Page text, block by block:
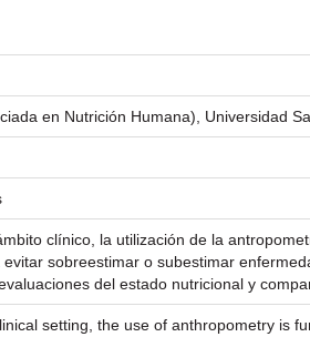
en Nutrición Humana), Universidad
clínico, la utilización de la
sobreestimar o subestimar
del estado nutricional y
setting, the use of anthropometry is